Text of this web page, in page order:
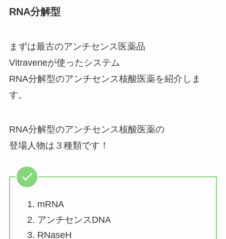
RNA分解型
まずは最古のアンチセンス医薬品
Vitraveneが使ったシステム
RNA分解型のアンチセンス核酸医薬を紹介しま
す。
RNA分解型のアンチセンス核酸医薬の
登場人物は３種類です！
mRNA
アンチセンスDNA
RNaseH